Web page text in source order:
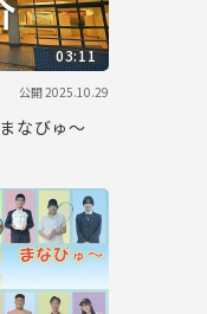
03:11
公開2025.10.29
なびゅ～